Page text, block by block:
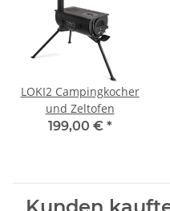
LOKI2 Campingkocher
und Zeltofen
199,00 € *